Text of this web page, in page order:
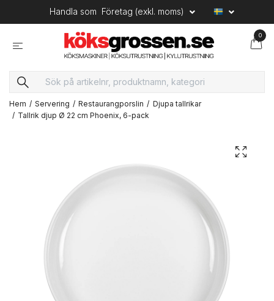
Handla som Företag (exkl. moms)
0
Hem Servering Restaurangporslin
Djupa tallrikar
Tallrik djup Ø 22 cm Phoenix, 6-pack